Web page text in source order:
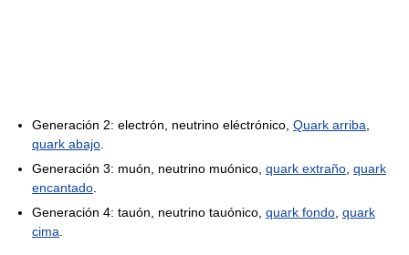
Generación 2: electrón, neutrino eléctrónico, Quark arriba
quark abajo
Generación 3: muón, neutrino muónico, quark extraño quark
encantado
Generación 4: tauón, neutrino tauónico, quark fondo quark
cima